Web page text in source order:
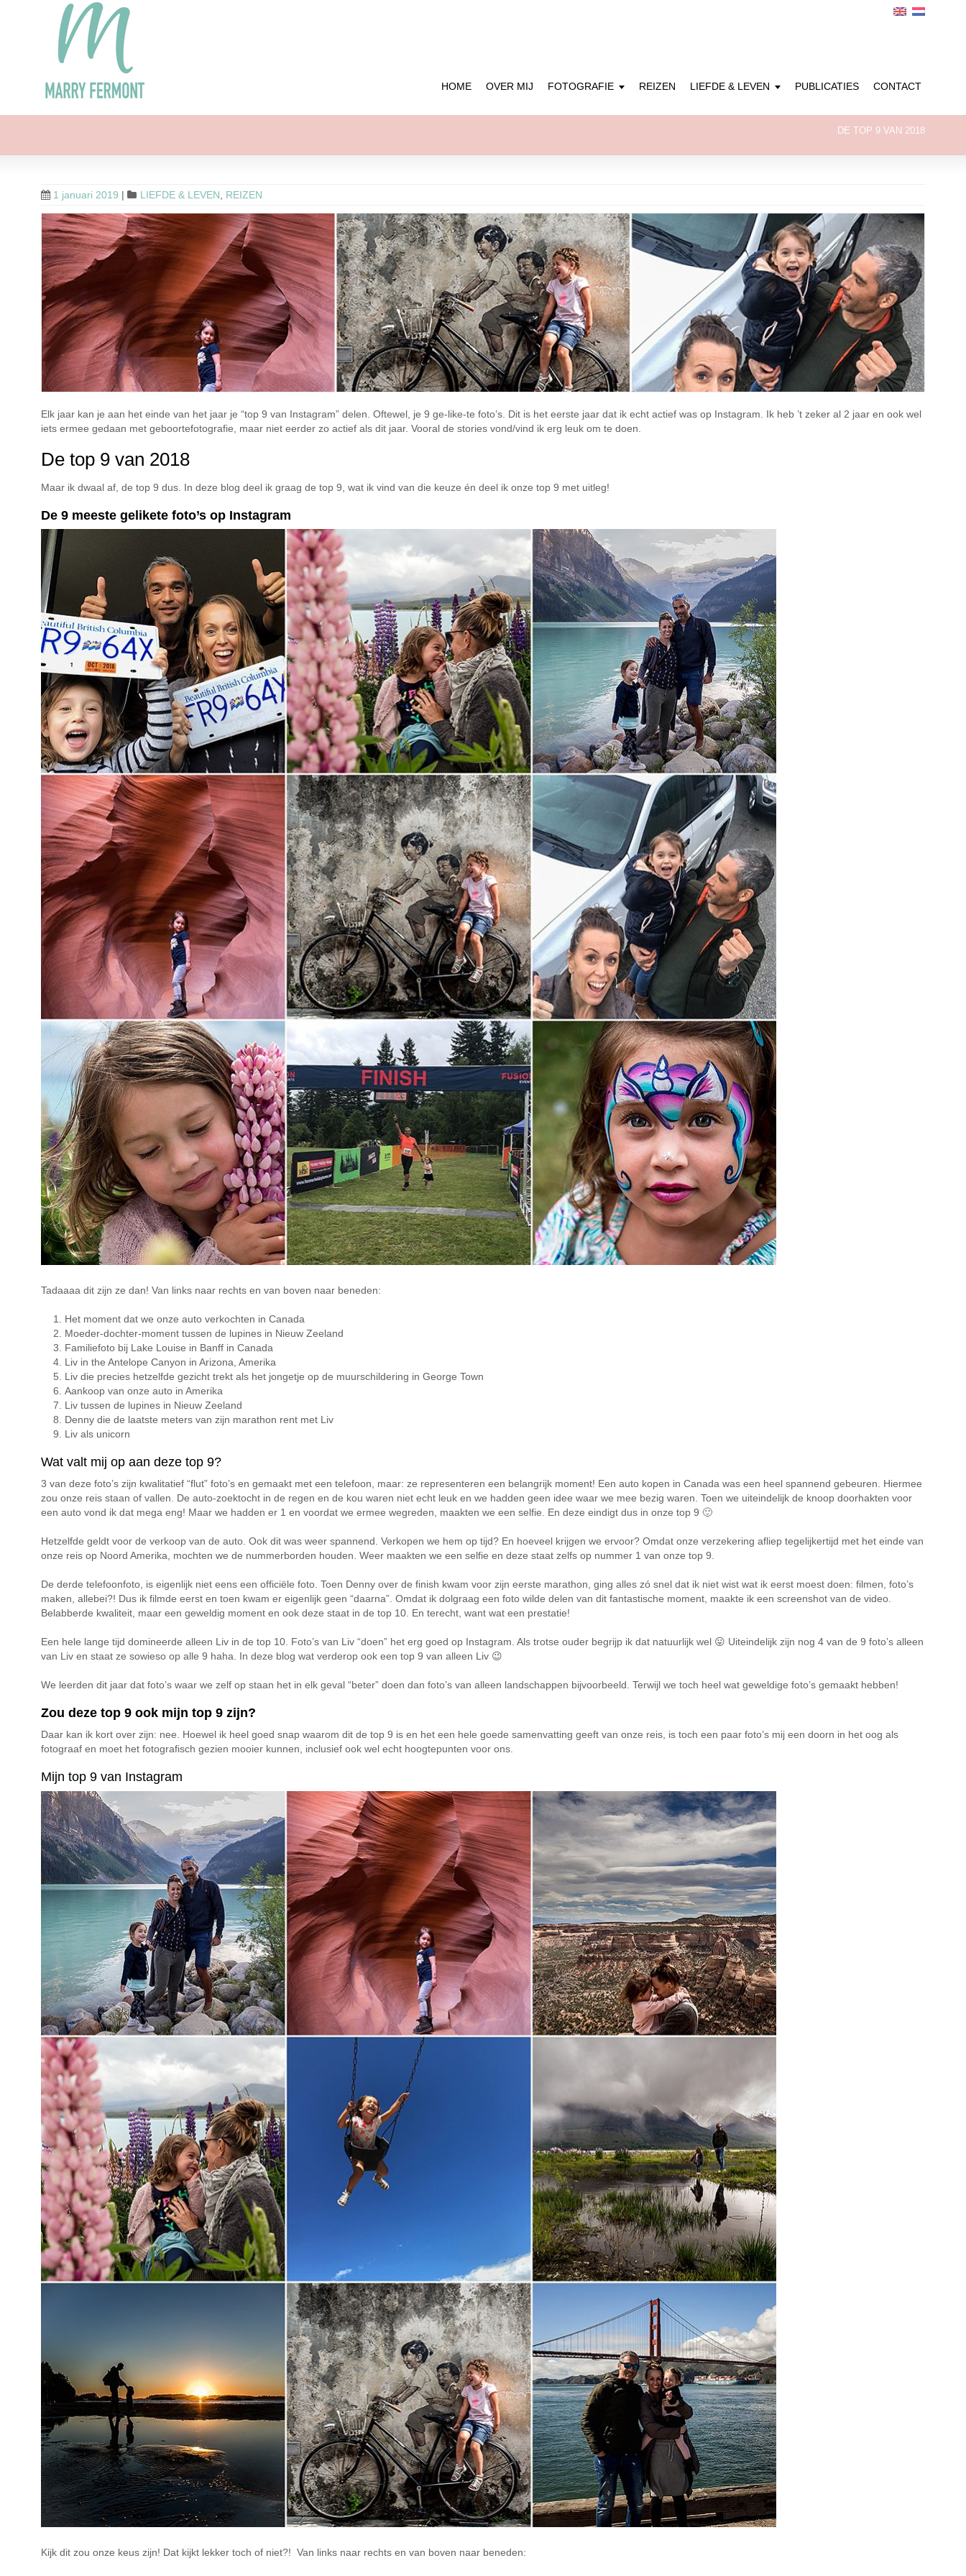
HOME OVER MIJ FOTOGRAFIE REIZEN LIEFDE & LEVEN PUBLICATIES CONTACT
DE TOP 9 VAN 2018
1 januari 2019 | LIEFDE & LEVEN REIZEN
Elk jaar kan je aan het einde van het jaar je “top 9 van Instagram” delen. Oftewel, je 9 ge-like-te foto’s. Dit is het eerste jaar dat ik echt actief was op Instagram. Ik heb ’t zeker al 2 jaar en ook wel
iets ermee gedaan met geboortefotografie, maar niet eerder zo actief als dit jaar. Vooral de stories vond/vind ik erg leuk om te doen.
De top 9 van 2018
Maar ik dwaal af, de top 9 dus. In deze blog deel ik graag de top 9, wat ik vind van die keuze én deel ik onze top 9 met uitleg!
De 9 meeste gelikete foto’s op Instagram
Tadaaaa dit zijn ze dan! Van links naar rechts en van boven naar beneden:
Het moment dat we onze auto verkochten in Canada
Moeder-dochter-moment tussen de lupines in Nieuw Zeeland
Familiefoto bij Lake Louise in Banff in Canada
Liv in the Antelope Canyon in Arizona, Amerika
Liv die precies hetzelfde gezicht trekt als het jongetje op de muurschildering in George Town
Aankoop van onze auto in Amerika
Liv tussen de lupines in Nieuw Zeeland
Denny die de laatste meters van zijn marathon rent met Liv
Liv als unicorn
Wat valt mij op aan deze top 9?
3 van deze foto’s zijn kwalitatief “flut” foto’s en gemaakt met een telefoon, maar: ze representeren een belangrijk moment! Een auto kopen in Canada was een heel spannend gebeuren. Hiermee
zou onze reis staan of vallen. De auto-zoektocht in de regen en de kou waren niet echt leuk en we hadden geen idee waar we mee bezig waren. Toen we uiteindelijk de knoop doorhakten voor
een auto vond ik dat mega eng! Maar we hadden er 1 en voordat we ermee wegreden, maakten we een selfie. En deze eindigt dus in onze top 9 🙂
Hetzelfde geldt voor de verkoop van de auto. Ook dit was weer spannend. Verkopen we hem op tijd? En hoeveel krijgen we ervoor? Omdat onze verzekering afliep tegelijkertijd met het einde van
onze reis op Noord Amerika, mochten we de nummerborden houden. Weer maakten we een selfie en deze staat zelfs op nummer 1 van onze top 9.
De derde telefoonfoto, is eigenlijk niet eens een officiële foto. Toen Denny over de finish kwam voor zijn eerste marathon, ging alles zó snel dat ik niet wist wat ik eerst moest doen: filmen, foto’s
maken, allebei?! Dus ik filmde eerst en toen kwam er eigenlijk geen “daarna”. Omdat ik dolgraag een foto wilde delen van dit fantastische moment, maakte ik een screenshot van de video.
Belabberde kwaliteit, maar een geweldig moment en ook deze staat in de top 10. En terecht, want wat een prestatie!
Een hele lange tijd domineerde alleen Liv in de top 10. Foto’s van Liv “doen” het erg goed op Instagram. Als trotse ouder begrijp ik dat natuurlijk wel 😛 Uiteindelijk zijn nog 4 van de 9 foto’s alleen
van Liv en staat ze sowieso op alle 9 haha. In deze blog wat verderop ook een top 9 van alleen Liv 😉
We leerden dit jaar dat foto’s waar we zelf op staan het in elk geval “beter” doen dan foto’s van alleen landschappen bijvoorbeeld. Terwijl we toch heel wat geweldige foto’s gemaakt hebben!
Zou deze top 9 ook mijn top 9 zijn?
Daar kan ik kort over zijn: nee. Hoewel ik heel goed snap waarom dit de top 9 is en het een hele goede samenvatting geeft van onze reis, is toch een paar foto’s mij een doorn in het oog als
fotograaf en moet het fotografisch gezien mooier kunnen, inclusief ook wel echt hoogtepunten voor ons.
Mijn top 9 van Instagram
Kijk dit zou onze keus zijn! Dat kijkt lekker toch of niet?! Van links naar rechts en van boven naar beneden: